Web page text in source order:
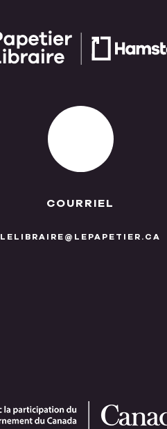
COURRIEL
LELIBRAIRE@LEPAPETIER.CA